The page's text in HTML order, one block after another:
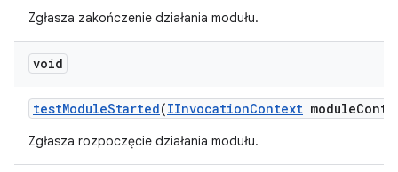
Zgłasza zakończenie działania modułu.
void
testModuleStarted(IInvocationContext module
Zgłasza rozpoczęcie działania modułu.